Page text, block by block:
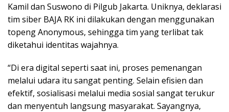
Kamil dan Suswono di Pilgub Jakarta. Uniknya, deklarasi
tim siber BAJA RK ini dilakukan dengan menggunakan
topeng Anonymous, sehingga tim yang terlibat tak
diketahui identitas wajahnya.
“Di era digital seperti saat ini, proses pemenangan
melalui udara itu sangat penting. Selain efisien dan
efektif, sosialisasi melalui media sosial sangat terukur
dan menyentuh langsung masyarakat. Sayangnya,